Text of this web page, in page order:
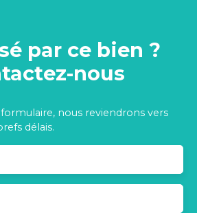
par ce bien ?
nous
nous reviendrons vers
délais.